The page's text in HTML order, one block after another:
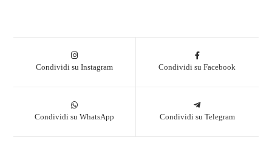
Condividi su Instagram Condividi su Facebook
Condividi su WhatsApp Condividi su Telegram